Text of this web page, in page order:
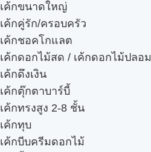
เค้กขนาดใหญ่
เค้กคู่รัก/ครอบครัว
เค้กชอคโกแลต
เค้กดอกไม้สด / เค้กดอกไม้ปลอม
เค้กดึงเงิน
เค้กตุ๊กตาบาร์บี้
เค้กทรงสูง 2-8 ชั้น
เค้กทุบ
เค้กบีบครีมดอกไม้